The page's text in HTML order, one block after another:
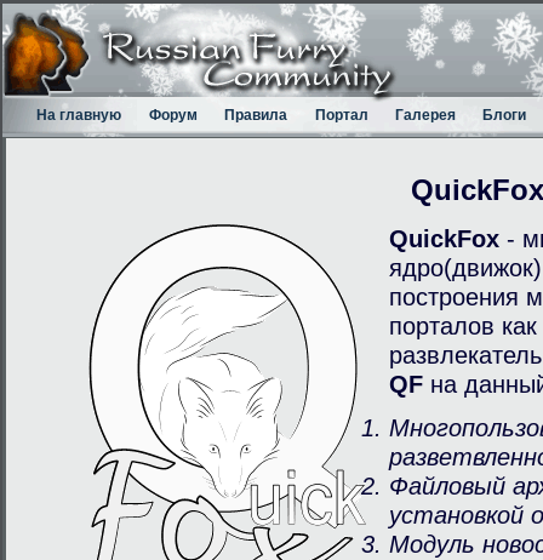
На главную Форум Правила Портал Галерея Блоги
QuickFox
QuickFox -
построения
порталов
QF на
Файловый
установкой
Модуль